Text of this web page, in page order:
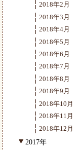
2018年2月
2018年3月
2018年4月
2018年5月
2018年6月
2018年7月
2018年8月
2018年9月
2018年10月
2018年11月
2018年12月
2017年